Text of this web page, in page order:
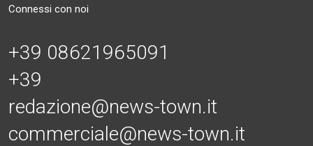
Connessi con noi
+39 08621965091
+39
redazione@news-town.it
commerciale@news-town.it